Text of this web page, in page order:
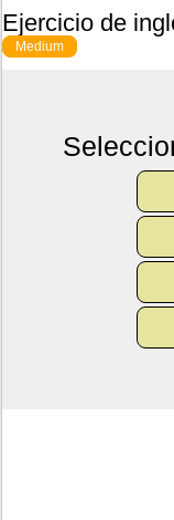
Ejercicio de
Medium